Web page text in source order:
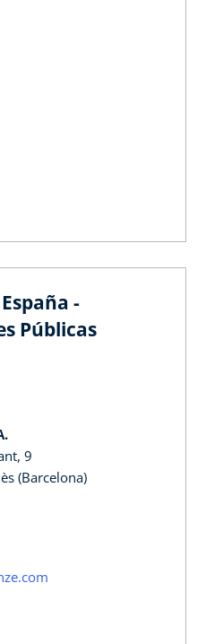
-
Públicas
9
(Barcelona)